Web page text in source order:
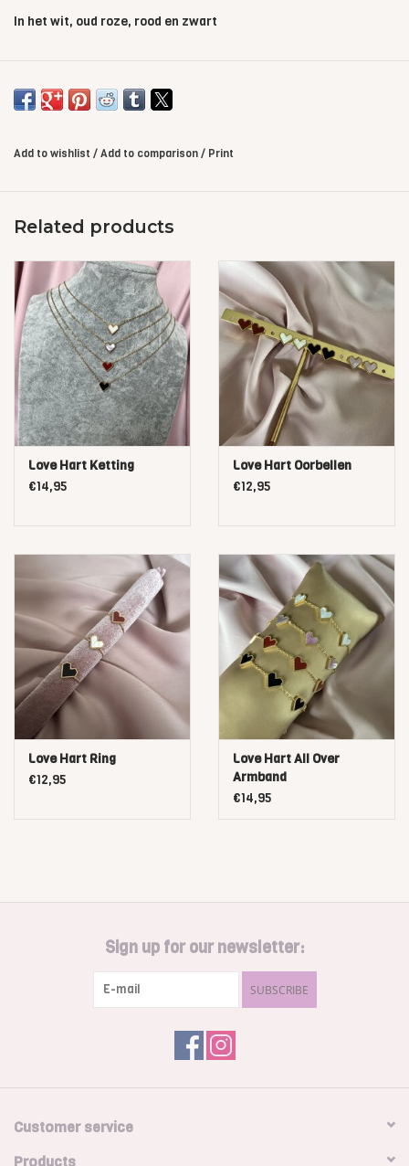
In het wit, oud roze, rood en zwart
Add to wishlist /Add to comparison/ Print
Related products
Love Hart Ketting
€14,95
Love Hart Oorbellen
€12,95
Love Hart Ring
€12,95
Love Hart All Over
Armband
€14,95
Sign up for our newsletter:
SUBSCRIBE
Customer service
Products